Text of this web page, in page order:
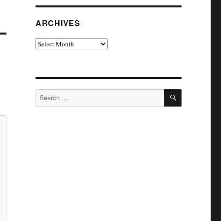
ARCHIVES
Archives
Search
for:
SEARCH